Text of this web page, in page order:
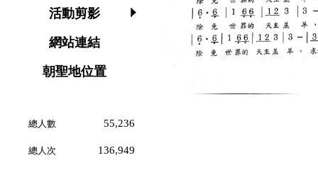
活動剪影
網站連結
朝聖地位置
總人數 55,236
總人次 136,949